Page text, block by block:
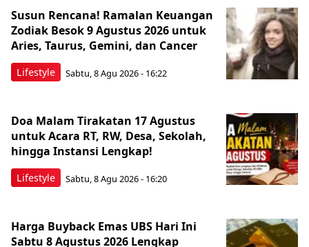
Lifestyle
Susun Rencana! Ramalan Keuangan
Zodiak Besok 9 Agustus 2026 untuk
Aries, Taurus, Gemini, dan Cancer
Sabtu, 8 Agu 2026 - 16:22
Lifestyle
Doa Malam Tirakatan 17 Agustus
untuk Acara RT, RW, Desa, Sekolah,
hingga Instansi Lengkap!
Sabtu, 8 Agu 2026 - 16:20
Harga Buyback Emas UBS Hari Ini
Sabtu 8 Agustus 2026 Lengkap